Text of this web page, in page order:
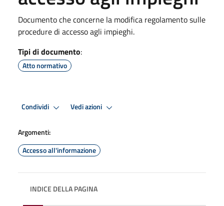
Documento che concerne la modifica regolamento sulle
procedure di accesso agli impieghi.
Tipi di documento:
Atto normativo
Condividi Vedi azioni
Argomenti:
Accesso all'informazione
INDICE DELLA PAGINA